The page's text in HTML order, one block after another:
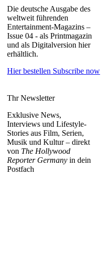
Die deutsche Ausgabe des
weltweit führenden
Entertainment-Magazins –
Issue 04 - als Printmagazin
und als Digitalversion hier
erhältlich.
Hier bestellen Subscribe now
Thr Newsletter
Exklusive News,
Interviews und Lifestyle-
Stories aus Film, Serien,
Musik und Kultur – direkt
von The Hollywood
Reporter Germany in dein
Postfach